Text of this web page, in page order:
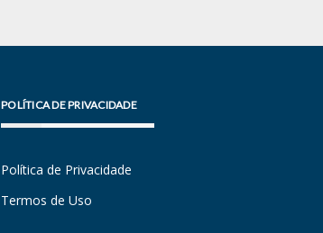
POLÍTICA DE PRIVACIDADE
Política de Privacidade
Termos de Uso